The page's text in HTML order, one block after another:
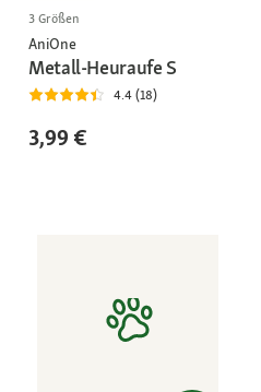
3 Größen
AniOne
Metall-Heuraufe S
4.4 (18)
3,99 €